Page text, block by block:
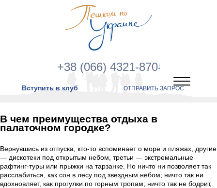
+38 (066) 4321-870
Вступить в клуб ОТПРАВИТЬ ЗАПРОС
В чем преимущества отдыха в
палаточном городке?
Вернувшись из отпуска, кто-то вспоминает о море и пляжах, другие
— дискотеки под открытым небом, третьи — экстремальные
рафтинг-туры или прыжки на тарзанке. Но ничто ни позволяет так
расслабиться, как сон в лесу под звездным небом; ничто так ни
вдохновляет, как прогулки по горным тропам; ничто так не бодрит,